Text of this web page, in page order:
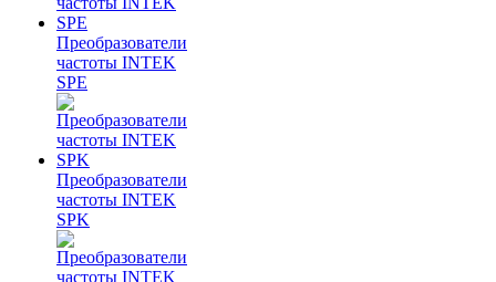
Преобразователи
частоты INTEK
SPE
Преобразователи
частоты INTEK
SPK